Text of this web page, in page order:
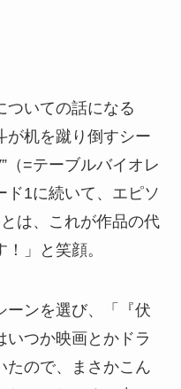
ついての話になる
が机を蹴り倒すシー
（=テーブルバイオレ
ド1に続いて、エピソ
は、これが作品の代
」と笑顔。
ーンを選び、「『伏
いつか映画とかドラ
たので、まさかこん